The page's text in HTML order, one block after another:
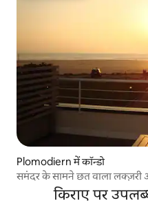
Plomodiern में कॉन्डो
समंदर के सामने छत वाला लक्ज़री
किराए पर